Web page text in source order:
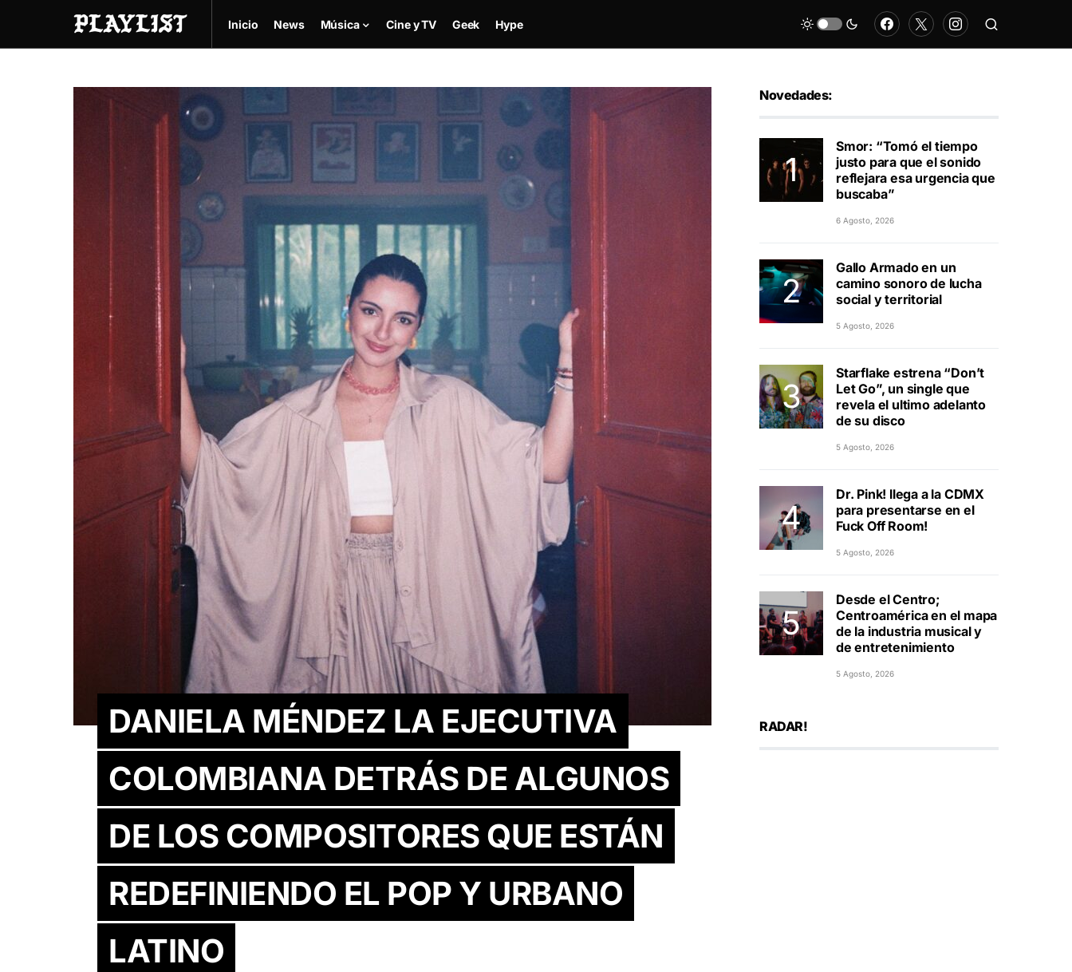
Inicio News Música Cine y TV Geek Hype
DANIELA MÉNDEZ LA EJECUTIVA
COLOMBIANA DETRÁS DE ALGUNOS
DE LOS COMPOSITORES QUE ESTÁN
REDEFINIENDO EL POP Y URBANO
LATINO
Novedades:
Smor: “Tomó el tiempo
justo para que el sonido
reflejara esa urgencia que
buscaba”
6 Agosto, 2026
Gallo Armado en un
camino sonoro de lucha
social y territorial
5 Agosto, 2026
Starflake estrena “Don’t
Let Go”, un single que
revela el ultimo adelanto
de su disco
5 Agosto, 2026
Dr. Pink! llega a la CDMX
para presentarse en el
Fuck Off Room!
5 Agosto, 2026
Desde el Centro;
Centroamérica en el mapa
de la industria musical y
de entretenimiento
5 Agosto, 2026
RADAR!